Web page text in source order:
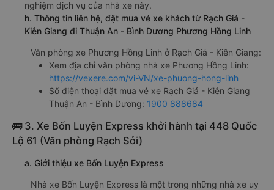
nghiệm dịch vụ của nhà xe này.
h. Thông tin liên hệ, đặt mua vé xe khách từ Rạch Giá -
Kiên Giang đi Thuận An - Bình Dương Phương Hồng Linh
Văn phòng xe Phương Hồng Linh ở Rạch Giá - Kiên Giang:
Xem địa chỉ văn phòng nhà xe Phương Hồng Linh:
https://vexere.com/vi-VN/xe-phuong-hong-linh
Số điện thoại đặt mua vé xe Rạch Giá - Kiên Giang
Thuận An - Bình Dương: 1900 888684
🚌 3. Xe Bốn Luyện Express khởi hành tại 448 Quốc
Lộ 61 (Văn phòng Rạch Sỏi)
a. Giới thiệu xe Bốn Luyện Express
Nhà xe Bốn Luyện Express là một trong những nhà xe uy